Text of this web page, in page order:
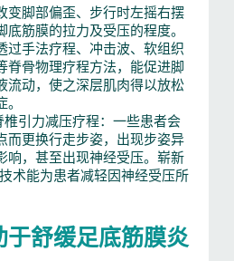
变脚部偏歪、步行时左摇右摆
筋膜的拉力及受压的程度。
过手法疗程、冲击波、软组织
脊骨物理疗程方法，能促进脚
流动，使之深层肌肉得以放松
引力减压疗程：一些患者会
而更换行走步姿，出现步姿异
响，甚至出现神经受压。崭新
术能为患者减轻因神经受压所
舒缓足底筋膜炎